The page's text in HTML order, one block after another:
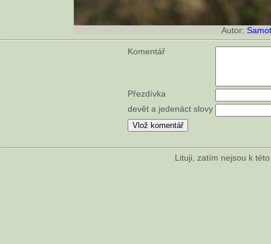
Autor:
Komentář
Přezdívka
devět a jedenáct slovy
Lituji, zatím nejsou k